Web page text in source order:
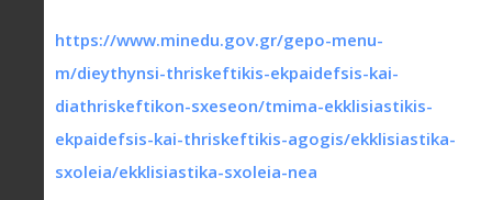
https://www.minedu.gov.gr/gepo-menu-
m/dieythynsi-thriskeftikis-ekpaidefsis-kai-
diathriskeftikon-sxeseon/tmima-ekklisiastikis-
ekpaidefsis-kai-thriskeftikis-agogis/ekklisiastika-
sxoleia/ekklisiastika-sxoleia-nea